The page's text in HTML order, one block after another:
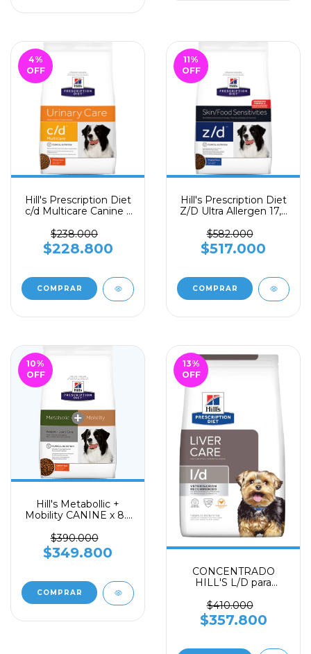
4%
OFF
Hill's Prescription Diet
c/d Multicare Canine x
$238.000
$228.800
11%
OFF
Hill's Prescription Diet
Z/D Ultra Allergen 17,6
$582.000
$517.000
10%
OFF
Hill's Metabollic +
Mobility CANINE x 8.5
$390.000
$349.800
13%
OFF
CONCENTRADO
HILL'S L/D para
enfermedades
hépaticas)
$410.000
$357.800